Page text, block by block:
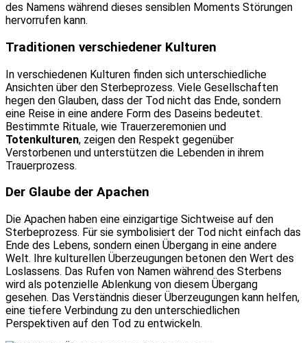
des Namens während dieses sensiblen Moments Störungen
hervorrufen kann.
Traditionen verschiedener Kulturen
In verschiedenen Kulturen finden sich unterschiedliche
Ansichten über den Sterbeprozess. Viele Gesellschaften
hegen den Glauben, dass der Tod nicht das Ende, sondern
eine Reise in eine andere Form des Daseins bedeutet.
Bestimmte Rituale, wie Trauerzeremonien und
Totenkulturen, zeigen den Respekt gegenüber
Verstorbenen und unterstützen die Lebenden in ihrem
Trauerprozess.
Der Glaube der Apachen
Die Apachen haben eine einzigartige Sichtweise auf den
Sterbeprozess. Für sie symbolisiert der Tod nicht einfach das
Ende des Lebens, sondern einen Übergang in eine andere
Welt. Ihre kulturellen Überzeugungen betonen den Wert des
Loslassens. Das Rufen von Namen während des Sterbens
wird als potenzielle Ablenkung von diesem Übergang
gesehen. Das Verständnis dieser Überzeugungen kann helfen,
eine tiefere Verbindung zu den unterschiedlichen
Perspektiven auf den Tod zu entwickeln.